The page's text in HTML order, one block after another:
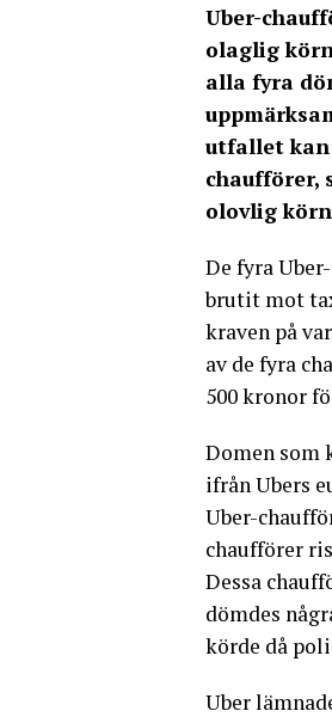
Uber-
olaglig
alla fyra
utfallet
chaufförer,
olovlig
De fyra
brutit mot
kraven på
av de fyra
500 kronor
Domen som
ifrån Ubers
Uber-
chaufförer
Dessa
dömdes
körde då
Uber